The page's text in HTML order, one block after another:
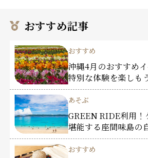
おすすめ記事
おすすめ
沖縄4月のおすすめ
特別な体験を楽しも
あそぶ
GREEN RIDE利用！
堪能する座間味島の
おすすめ